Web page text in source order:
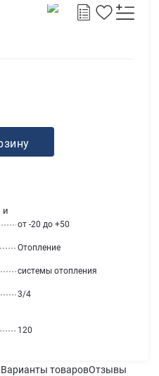
120
и
от -20 до +50
Отопление
системы отопления
3/4
Варианты товаровОтзывы